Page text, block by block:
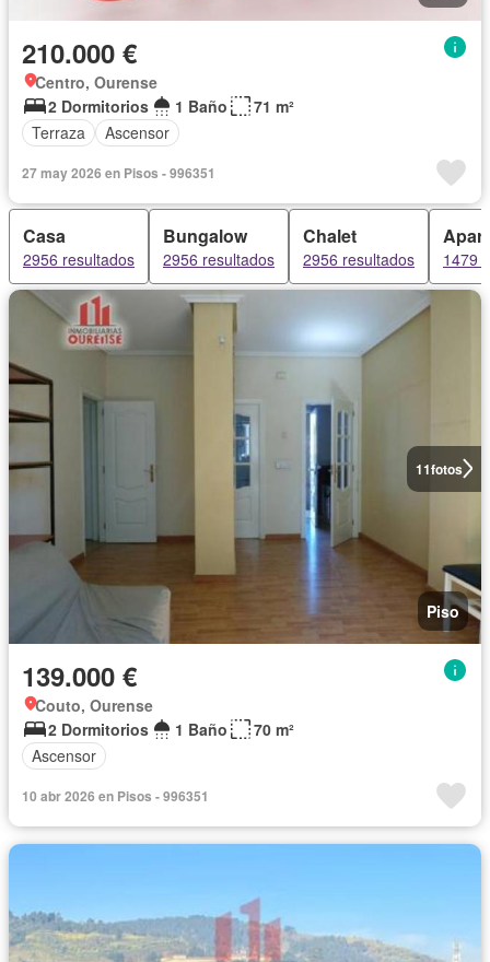
210.000 €
Centro, Ourense
2 Dormitorios
1 Baño
71 m²
Terraza
Ascensor
27 may 2026 en Pisos - 996351
Casa
2956 resultados
Bungalow
2956 resultados
Chalet
2956 resultados 1479
11fotos
Piso
139.000 €
Couto, Ourense
2 Dormitorios
1 Baño
70 m²
Ascensor
10 abr 2026 en Pisos - 996351